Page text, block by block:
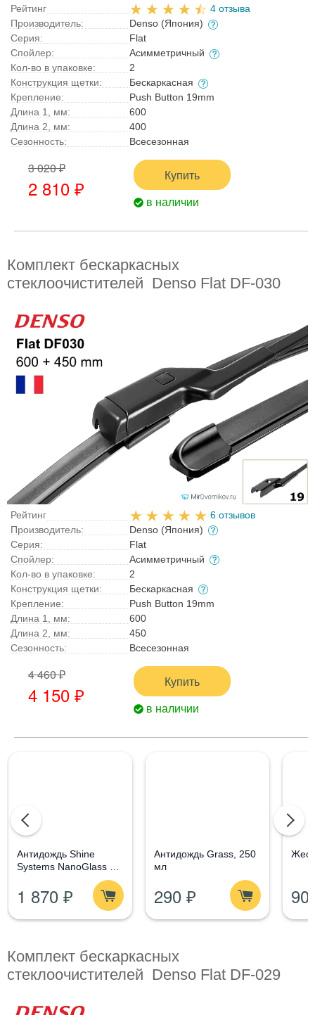
Рейтинг
4 отзыва
Производитель:
Denso (Япония)
Серия:
Flat
Спойлер:
Асимметричный
Кол-во в упаковке:
2
Конструкция щетки:
Бескаркасная
Крепление:
Push Button 19mm
Длина 1, мм:
600
Длина 2, мм:
400
Сезонность:
Всесезонная
3 020 ₽
2 810 ₽
Купить
в наличии
Комплект бескаркасных
стеклоочистителей Denso Flat DF-030
Рейтинг
6 отзывов
Производитель:
Denso (Япония)
Серия:
Flat
Спойлер:
Асимметричный
Кол-во в упаковке:
2
Конструкция щетки:
Бескаркасная
Крепление:
Push Button 19mm
Длина 1, мм:
600
Длина 2, мм:
450
Сезонность:
Всесезонная
4 460 ₽
4 150 ₽
Купить
в наличии
Aнтидождь Shine
Systems NanoGlass Kit
- Набор по уходу за
стеклом
1 870 ₽
Антидождь Grass, 250
мл
290 ₽ 90
Комплект бескаркасных
стеклоочистителей Denso Flat DF-029